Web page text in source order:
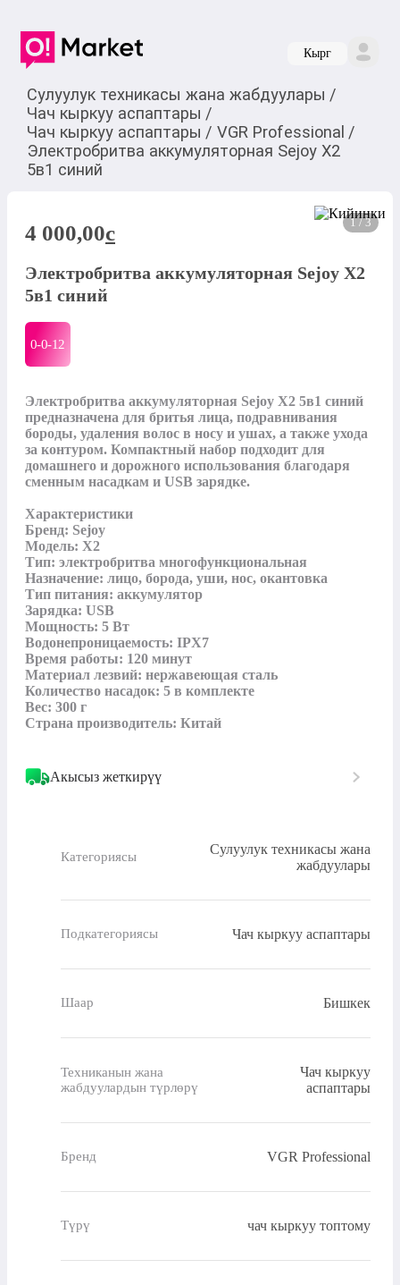
Кырг
Сулуулук техникасы жана жабдуулары /
Чач кыркуу аспаптары /
Чач кыркуу аспаптары / VGR Professional /
Электробритва аккумуляторная Sejoy X2
5в1 синий
1 / 3
4 000,00c
Электробритва аккумуляторная Sejoy X2
5в1 синий
0-0-12
Электробритва аккумуляторная Sejoy X2 5в1 синий
предназначена для бритья лица, подравнивания
бороды, удаления волос в носу и ушах, а также ухода
за контуром. Компактный набор подходит для
домашнего и дорожного использования благодаря
сменным насадкам и USB зарядке.
Характеристики
Бренд: Sejoy
Модель: X2
Тип: электробритва многофункциональная
Назначение: лицо, борода, уши, нос, окантовка
Тип питания: аккумулятор
Зарядка: USB
Мощность: 5 Вт
Водонепроницаемость: IPX7
Время работы: 120 минут
Материал лезвий: нержавеющая сталь
Количество насадок: 5 в комплекте
Вес: 300 г
Страна производитель: Китай
Акысыз жеткирүү
Категориясы
Сулуулук техникасы жана
жабдуулары
Подкатегориясы Чач кыркуу аспаптары
Шаар Бишкек
Техниканын жана
жабдуулардын түрлөрү
Чач кыркуу
аспаптары
Бренд VGR Professional
Түрү чач кыркуу топтому